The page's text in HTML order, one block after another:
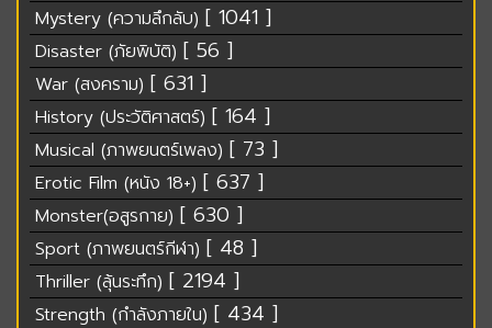
Mystery (ความลึกลับ) [ 1041 ]
Disaster (ภัยพิบัติ) [ 56 ]
War (สงคราม) [ 631 ]
History (ประวัติศาสตร์) [ 164 ]
Musical (ภาพยนตร์เพลง) [ 73 ]
Erotic Film (หนัง 18+) [ 637 ]
Monster(อสูรกาย) [ 630 ]
Sport (ภาพยนตร์กีฬา) [ 48 ]
Thriller (ลุ้นระทึก) [ 2194 ]
Strength (กำลังภายใน) [ 434 ]